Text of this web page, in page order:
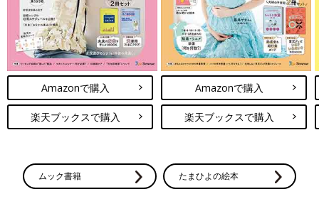
Amazonで購入
楽天ブックスで購入
Amazonで購入
楽天ブックスで購入
ムック書籍 たまひよの絵本